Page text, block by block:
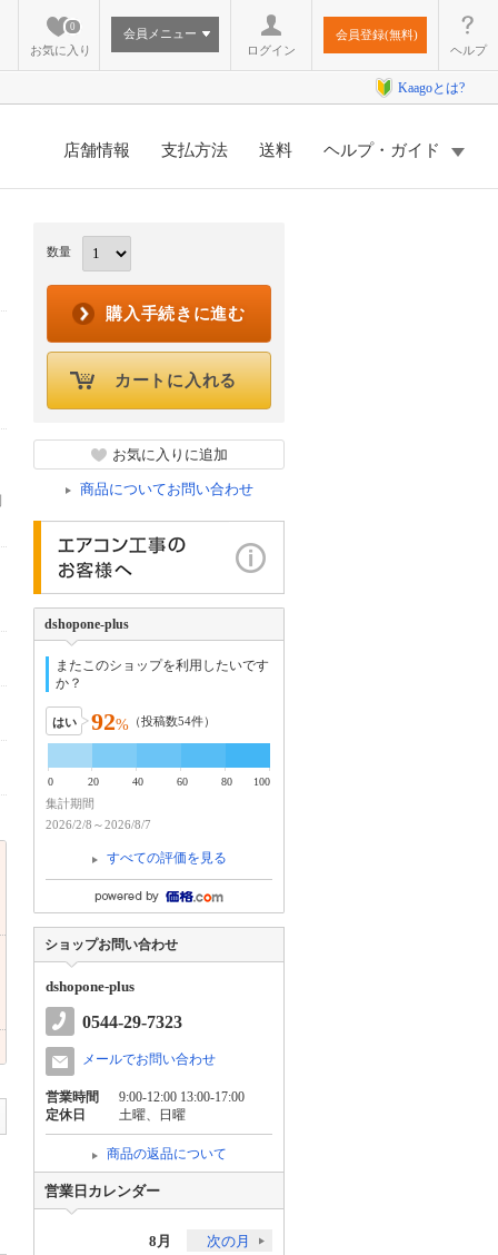
お気に入り
0
会員メニュー
ログイン
会員登録(無料)
ヘルプ
Kaagoとは?
店舗情報 支払方法 送料 ヘルプ・ガイド
数量
購入手続きに進む
カートに入れる
お気に入りに追加
商品についてお問い合わせ
dshopone-plus
またこのショップを利用したいです
か？
はい 92% （投稿数54件）
0 20 40 60 80 100
集計期間
2026/2/8～2026/8/7
すべての評価を見る
ショップお問い合わせ
dshopone-plus
0544-29-7323
メールでお問い合わせ
営業時間
9:00-12:00 13:00-17:00
定休日
土曜、日曜
商品の返品について
営業日カレンダー
8月 次の月